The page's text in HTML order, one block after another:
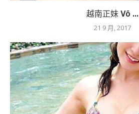
越南正妹 Võ ...
21 9 月, 2017